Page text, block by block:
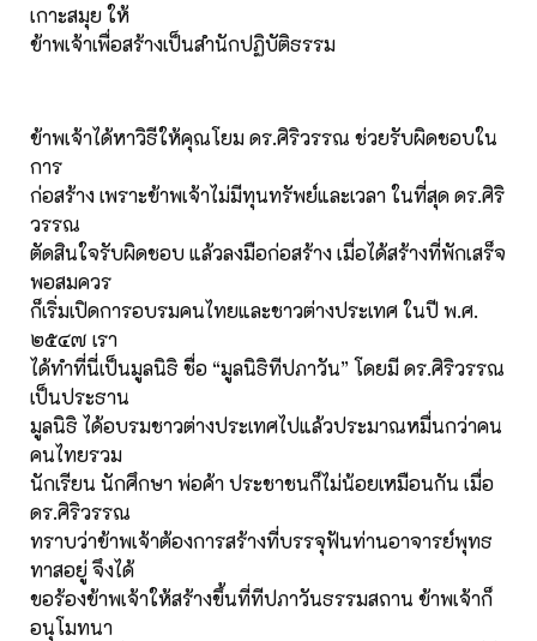
เกาะสมุย ให้
ข้าพเจ้าเพื่อสร้างเป็นสำนักปฏิบัติธรรม
ข้าพเจ้าได้หาวิธีให้คุณโยม ดร.ศิริวรรณ ช่วยรับผิดชอบใน
การ
ก่อสร้าง เพราะข้าพเจ้าไม่มีทุนทรัพย์และเวลา ในที่สุด ดร.ศิริ
วรรณ
ตัดสินใจรับผิดชอบ แล้วลงมือก่อสร้าง เมื่อได้สร้างที่พักเสร็จ
พอสมควร
ก็เริ่มเปิดการอบรมคนไทยและชาวต่างประเทศ ในปี พ.ศ.
๒๕๔๗ เรา
ได้ทำที่นี่เป็นมูลนิธิ ชื่อ “มูลนิธิทีปภาวัน” โดยมี ดร.ศิริวรรณ
เป็นประธาน
มูลนิธิ ได้อบรมชาวต่างประเทศไปแล้วประมาณหมื่นกว่าคน
คนไทยรวม
นักเรียน นักศึกษา พ่อค้า ประชาชนก็ไม่น้อยเหมือนกัน เมื่อ
ดร.ศิริวรรณ
ทราบว่าข้าพเจ้าต้องการสร้างที่บรรจุฟันท่านอาจารย์พุทธ
ทาสอยู่ จึงได้
ขอร้องข้าพเจ้าให้สร้างขึ้นที่ทีปภาวันธรรมสถาน ข้าพเจ้าก็
อนุโมทนา